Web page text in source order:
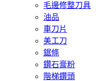
毛邊修整刀具
油品
車刀片
美工刀
鋸條
鑽石膏粉
階梯鑽頭